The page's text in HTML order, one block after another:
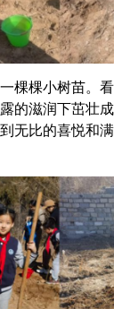
棵小树苗。看
的滋润下茁壮
无比的喜悦和